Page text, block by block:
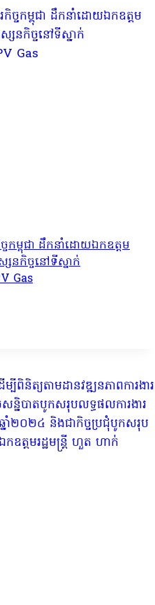
កម្ពុជា ដឹកនាំដោយឯកឧត្តម
នកិច្ចនៅទីស្នាក់
Gas